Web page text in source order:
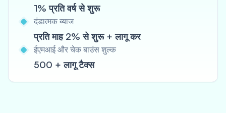
1% प्रति वर्ष से शुरू
दंडात्मक ब्याज
प्रति माह 2% से शुरू + लागू कर
ईएमआई और चेक बाउंस शुल्क
500 + लागू टैक्स